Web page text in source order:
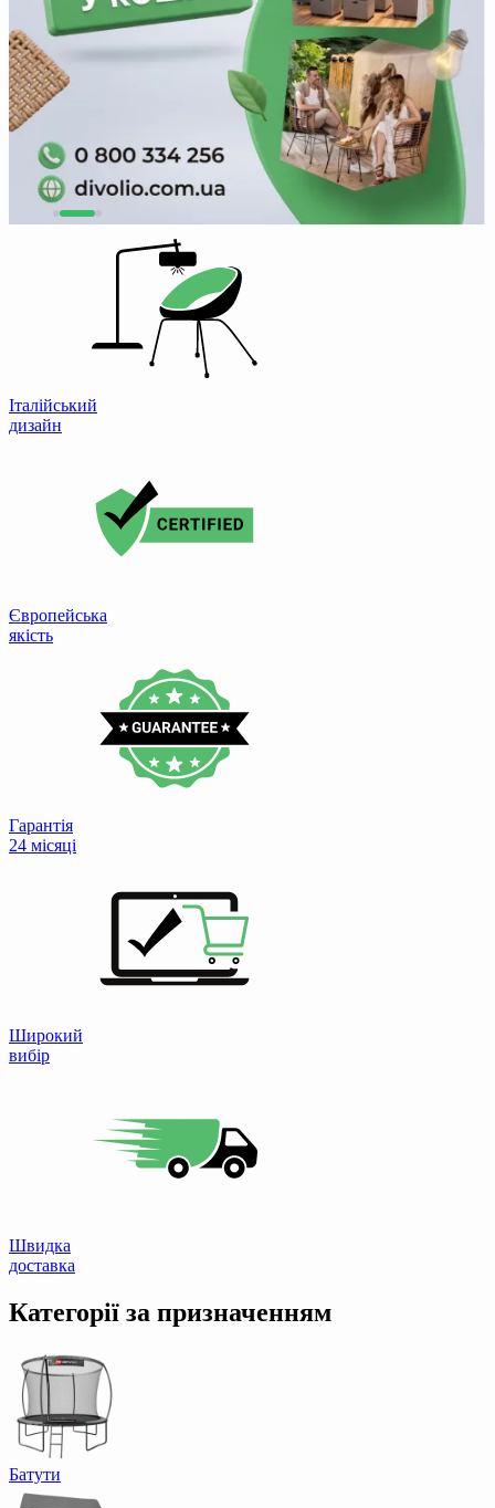
Італійський
дизайн
Європейська
якість
Гарантія
24 місяці
Широкий
вибір
Швидка
доставка
Категорії за призначенням
Батути